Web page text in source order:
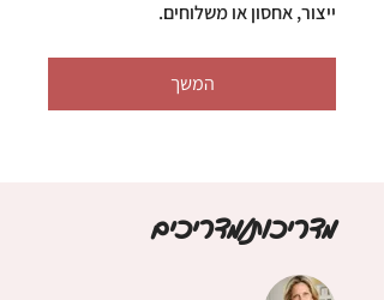
ייצור, אחסון או משלוחים.
המשך
מדריכות/מדריכים